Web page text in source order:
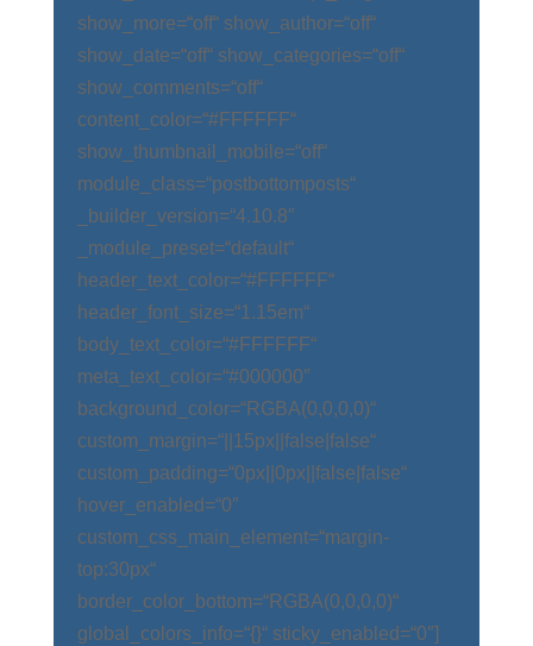
show_more=“off“ show_author=“off“
show_date=“off“ show_categories=“off“
show_comments=“off“
content_color=“#FFFFFF“
show_thumbnail_mobile=“off“
module_class=“postbottomposts“
_builder_version=“4.10.8″
_module_preset=“default“
header_text_color=“#FFFFFF“
header_font_size=“1.15em“
body_text_color=“#FFFFFF“
meta_text_color=“#000000″
background_color=“RGBA(0,0,0,0)“
custom_margin=“||15px||false|false“
custom_padding=“0px||0px||false|false“
hover_enabled=“0″
custom_css_main_element=“margin-
top:30px“
border_color_bottom=“RGBA(0,0,0,0)“
global_colors_info=“{}“ sticky_enabled=“0″]